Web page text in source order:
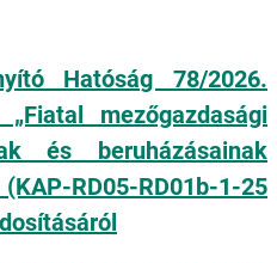
Hatóság 78/2026.
mezőgazdasági
és beruházásainak
RD05-RD01b-1-25